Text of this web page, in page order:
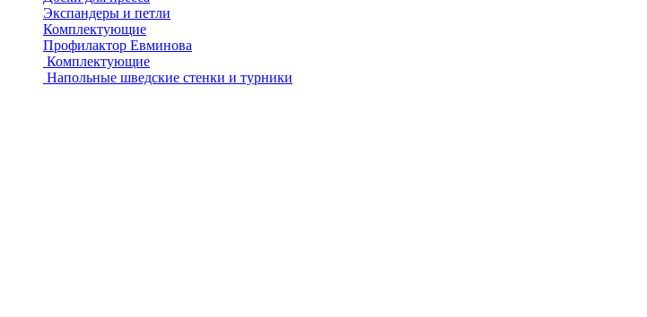
Экспандеры и петли
Комплектующие
Профилактор Евминова
Комплектующие
Напольные шведские стенки и турники